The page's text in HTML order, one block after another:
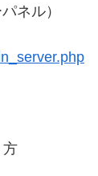
ネル）
方